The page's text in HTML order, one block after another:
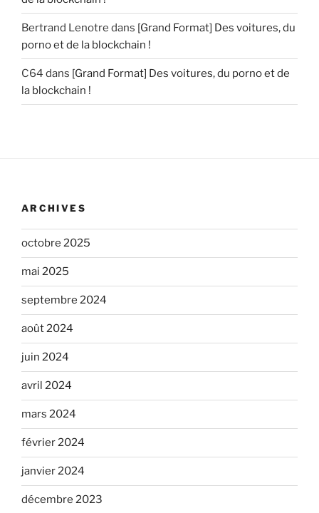
Bertrand Lenotre dans [Grand Format] Des voitures, du
porno et de la blockchain !
C64 dans [Grand Format] Des voitures, du porno et de
la blockchain !
ARCHIVES
octobre 2025
mai 2025
septembre 2024
août 2024
juin 2024
avril 2024
mars 2024
février 2024
janvier 2024
décembre 2023